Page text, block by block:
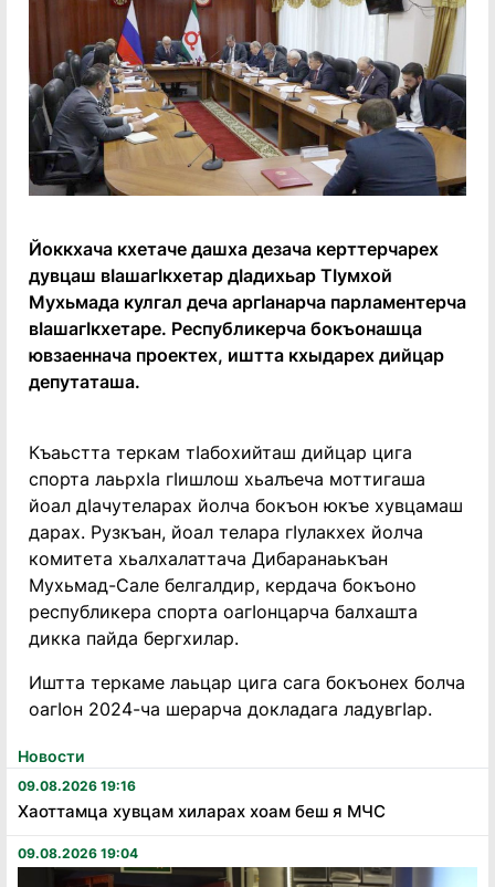
Новости
09.08.2026 19:16
Хаоттамца хувцам хиларах хоам беш я МЧС
09.08.2026 19:04
Йоккхача кхетаче дашха дезача керттерчарех
дувцаш вӀашагӀкхетар дӀадихьар ТӀумхой
Мухьмада кулгал деча аргӀанарча парламентерча
вӀашагӀкхетаре. Республикерча бокъонашца
ювзаеннача проектех, иштта кхыдарех дийцар
депутаташа.
Къаьстта теркам тӀабохийташ дийцар цига
спорта лаьрхӀа гӀишлош хьалъеча моттигаша
йоал дӀачутеларах йолча бокъон юкъе хувцамаш
дарах. Рузкъан, йоал телара гӀулакхех йолча
комитета хьалхалаттача Дибаранаькъан
Мухьмад-Сале белгалдир, кердача бокъоно
республикера спорта оагӀонцарча балхашта
дикка пайда бергхилар.
Иштта теркаме лаьцар цига сага бокъонех болча
оагӀон 2024-ча шерарча докладага ладувгӀар.